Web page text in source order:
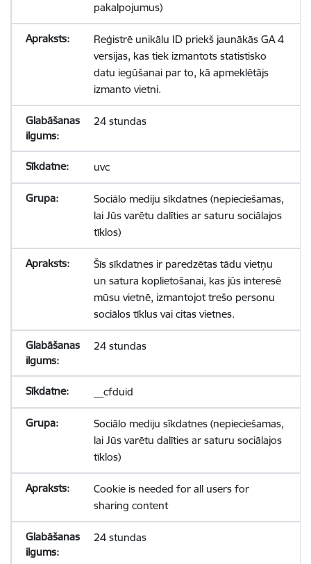
pakalpojumus)
Reģistrē unikālu ID priekš jaunākās GA 4
versijas, kas tiek izmantots statistisko
datu iegūšanai par to, kā apmeklētājs
izmanto vietni.
24 stundas
uvc
Sociālo mediju sīkdatnes (nepieciešamas,
lai Jūs varētu dalīties ar saturu sociālajos
tīklos)
Šīs sīkdatnes ir paredzētas tādu vietņu
un satura koplietošanai, kas jūs interesē
mūsu vietnē, izmantojot trešo personu
sociālos tīklus vai citas vietnes.
24 stundas
__cfduid
Sociālo mediju sīkdatnes (nepieciešamas,
lai Jūs varētu dalīties ar saturu sociālajos
tīklos)
Cookie is needed for all users for
sharing content
24 stundas